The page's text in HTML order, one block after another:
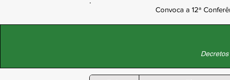
Convoca a 12ª